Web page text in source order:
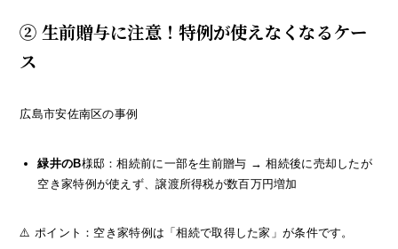
② 生前贈与に注意！特例が使えなくなるケー
ス
広島市安佐南区の事例
緑井のB様邸：相続前に一部を生前贈与 → 相続後に売却したが
空き家特例が使えず、譲渡所得税が数百万円増加
⚠️ ポイント：空き家特例は「相続で取得した家」が条件です。